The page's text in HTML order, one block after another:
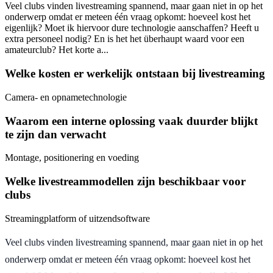
Veel clubs vinden livestreaming spannend, maar gaan niet in op het
onderwerp omdat er meteen één vraag opkomt: hoeveel kost het
eigenlijk? Moet ik hiervoor dure technologie aanschaffen? Heeft u
extra personeel nodig? En is het het überhaupt waard voor een
amateurclub? Het korte a...
Welke kosten er werkelijk ontstaan ​​bij livestreaming
Camera- en opnametechnologie
Waarom een ​​interne oplossing vaak duurder blijkt
te zijn dan verwacht
Montage, positionering en voeding
Welke livestreammodellen zijn beschikbaar voor
clubs
Streamingplatform of uitzendsoftware
Veel clubs vinden livestreaming spannend, maar gaan niet in op het
onderwerp omdat er meteen één vraag opkomt: hoeveel kost het